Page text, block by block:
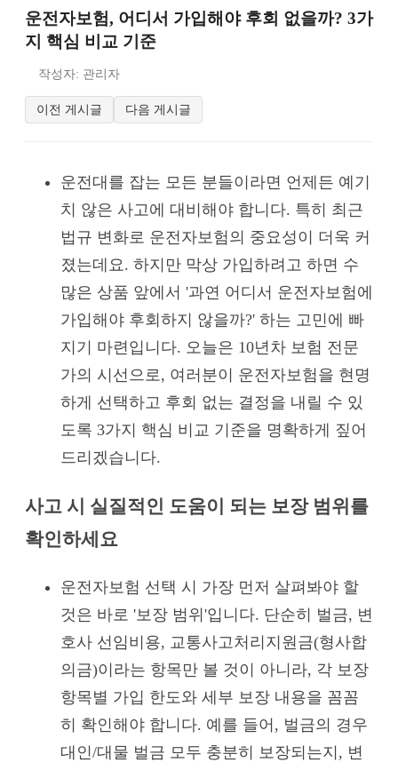
운전자보험, 어디서 가입해야 후회 없을까? 3가
지 핵심 비교 기준
작성자: 관리자
이전 게시글 다음 게시글
운전대를 잡는 모든 분들이라면 언제든 예기
치 않은 사고에 대비해야 합니다. 특히 최근
법규 변화로 운전자보험의 중요성이 더욱 커
졌는데요. 하지만 막상 가입하려고 하면 수
많은 상품 앞에서 '과연 어디서 운전자보험에
가입해야 후회하지 않을까?' 하는 고민에 빠
지기 마련입니다. 오늘은 10년차 보험 전문
가의 시선으로, 여러분이 운전자보험을 현명
하게 선택하고 후회 없는 결정을 내릴 수 있
도록 3가지 핵심 비교 기준을 명확하게 짚어
드리겠습니다.
사고 시 실질적인 도움이 되는 보장 범위를
확인하세요
운전자보험 선택 시 가장 먼저 살펴봐야 할
것은 바로 '보장 범위'입니다. 단순히 벌금, 변
호사 선임비용, 교통사고처리지원금(형사합
의금)이라는 항목만 볼 것이 아니라, 각 보장
항목별 가입 한도와 세부 보장 내용을 꼼꼼
히 확인해야 합니다. 예를 들어, 벌금의 경우
대인/대물 벌금 모두 충분히 보장되는지, 변